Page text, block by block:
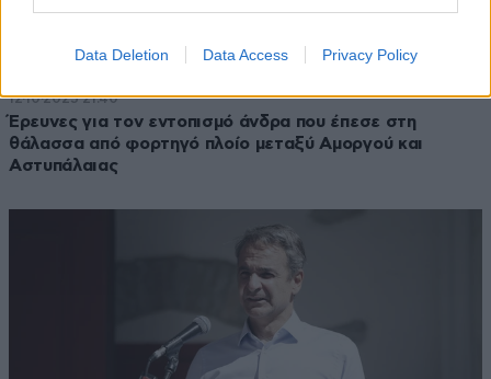
Data Deletion Data Access Privacy Policy
12·10·2025 21:40
Έρευνες για τον εντοπισμό άνδρα που έπεσε στη
θάλασσα από φορτηγό πλοίο μεταξύ Αμοργού και
Αστυπάλαιας